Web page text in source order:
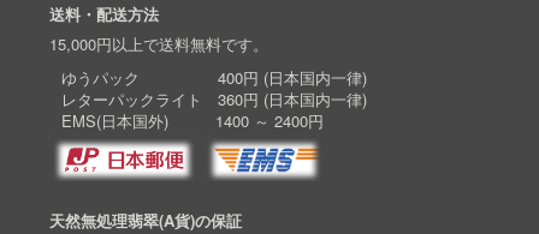
送料・配送方法
15,000円以上で送料無料です。
ゆうパック 400円 (日本国内一律)
レターパックライト 360円 (日本国内一律)
EMS(日本国外) 1400 ～ 2400円
天然無処理翡翠(A貨)の保証